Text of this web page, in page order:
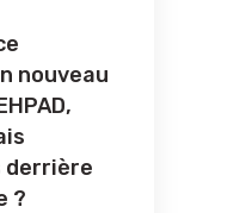
nouveau
derrière
?